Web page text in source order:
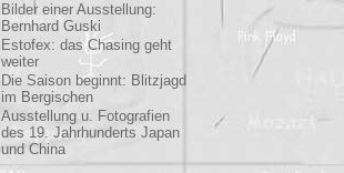
Bilder einer Ausstellung:
Bernhard Guski
Estofex: das Chasing geht
weiter
Die Saison beginnt: Blitzjagd
im Bergischen
Ausstellung u. Fotografien
des 19. Jahrhunderts Japan
und China